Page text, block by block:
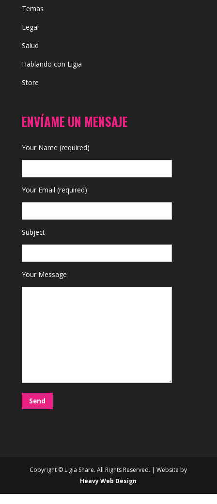
Temas
Legal
Salud
Hablando con Ligia
Store
ENVÍAME UN MENSAJE
Your Name (required)
Your Email (required)
Subject
Your Message
Copyright © Ligia Share. All Rights Reserved. | Website by
Heavy Web Design